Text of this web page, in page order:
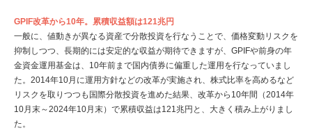
GPIF改革から10年。累積収益額は121兆円
一般に、値動きが異なる資産で分散投資を行なうことで、価格変動リスクを
抑制しつつ、長期的には安定的な収益が期待できますが、GPIFや前身の年
金資金運用基金は、10年前まで国内債券に偏重した運用を行なっていまし
た。2014年10月に運用方針などの改革が実施され、株式比率を高めるなど
リスクを取りつつも国際分散投資を進めた結果、改革から10年間（2014年
10月末～2024年10月末）で累積収益は121兆円と、大きく積み上がりまし
た。